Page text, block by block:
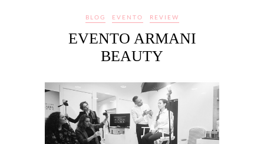
BLOG EVENTO REVIEW
EVENTO ARMANI
BEAUTY